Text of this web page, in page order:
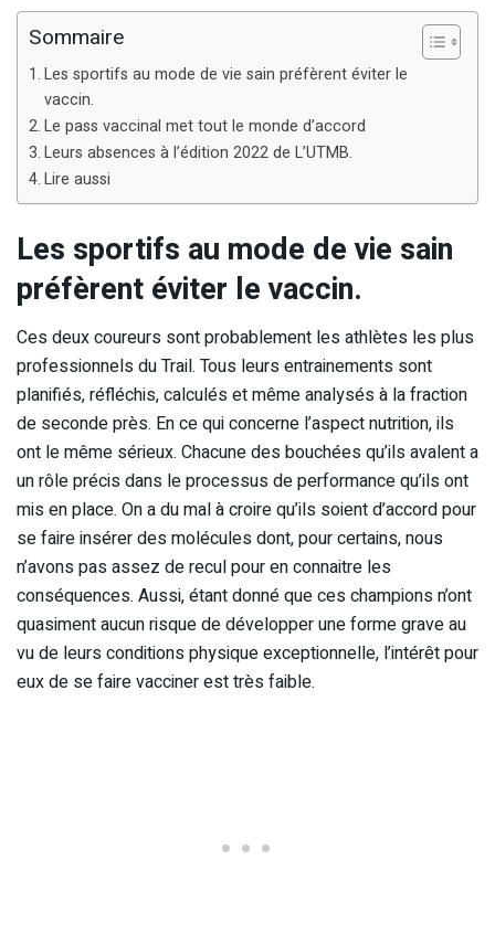
Sommaire
Les sportifs au mode de vie sain préfèrent éviter le
vaccin.
Le pass vaccinal met tout le monde d’accord
Leurs absences à l’édition 2022 de L’UTMB.
Lire aussi
Les sportifs au mode de vie sain
préfèrent éviter le vaccin.
Ces deux coureurs sont probablement les athlètes les plus
professionnels du Trail. Tous leurs entrainements sont
planifiés, réfléchis, calculés et même analysés à la fraction
de seconde près. En ce qui concerne l’aspect nutrition, ils
ont le même sérieux. Chacune des bouchées qu’ils avalent a
un rôle précis dans le processus de performance qu’ils ont
mis en place. On a du mal à croire qu’ils soient d’accord pour
se faire insérer des molécules dont, pour certains, nous
n’avons pas assez de recul pour en connaitre les
conséquences. Aussi, étant donné que ces champions n’ont
quasiment aucun risque de développer une forme grave au
vu de leurs conditions physique exceptionnelle, l’intérêt pour
eux de se faire vacciner est très faible.